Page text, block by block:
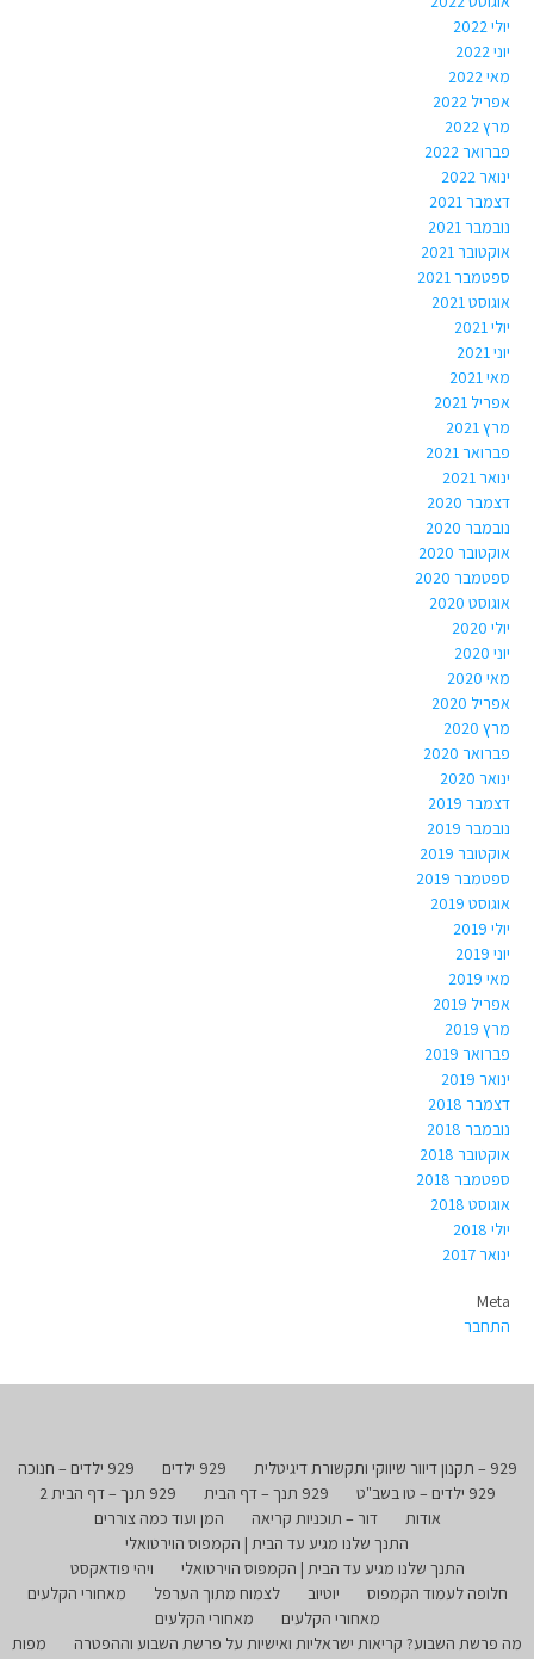
יולי 2022
יוני 2022
מאי 2022
אפריל 2022
מרץ 2022
פברואר 2022
ינואר 2022
דצמבר 2021
נובמבר 2021
אוקטובר 2021
ספטמבר 2021
אוגוסט 2021
יולי 2021
יוני 2021
מאי 2021
אפריל 2021
מרץ 2021
פברואר 2021
ינואר 2021
דצמבר 2020
נובמבר 2020
אוקטובר 2020
ספטמבר 2020
אוגוסט 2020
יולי 2020
יוני 2020
מאי 2020
אפריל 2020
מרץ 2020
פברואר 2020
ינואר 2020
דצמבר 2019
נובמבר 2019
אוקטובר 2019
ספטמבר 2019
אוגוסט 2019
יולי 2019
יוני 2019
מאי 2019
אפריל 2019
מרץ 2019
פברואר 2019
ינואר 2019
דצמבר 2018
נובמבר 2018
אוקטובר 2018
ספטמבר 2018
אוגוסט 2018
יולי 2018
ינואר 2017
Meta
התחבר
929 – תקנון דיוור שיווקי ותקשורת דיגיטלית 929 ילדים
929 ילדים – חנוכה
929 ילדים – טו בשב"ט
929 תנך – דף הבית
929 תנך – דף הבית 2
אודות
דור – תוכניות קריאה
המן ועוד כמה צוררים
התנך שלנו מגיע עד הבית | הקמפוס הוירטואלי
התנך שלנו מגיע עד הבית | הקמפוס הוירטואלי
ויהי פודאקסט
חלופה לעמוד הקמפוס
יוטיוב לצמוח מתוך הערפל
מאחורי הקלעים
מאחורי הקלעים
מאחורי הקלעים
מה פרשת השבוע? קריאות ישראליות ואישיות על פרשת השבוע וההפטרה
מפות